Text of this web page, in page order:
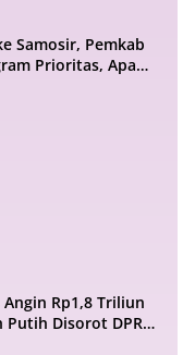
Samosir, Pemkab
Prioritas, Apa
Rp1,8 Triliun
Disorot DPR